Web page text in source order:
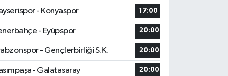
- Konyaspor
17:00
- Eyüpspor 20:00
- Gençlerbirliği S.K. 20:00
- Galatasaray 20:00